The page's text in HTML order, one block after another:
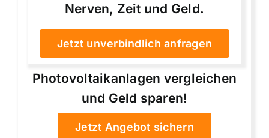
Nerven, Zeit und Geld.
Jetzt unverbindlich anfragen
Photovoltaikanlagen vergleichen
und Geld sparen!
Jetzt Angebot sichern